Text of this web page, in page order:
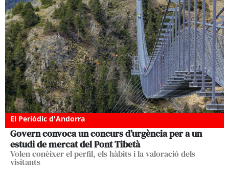
El Periòdic d'Andorra
Govern convoca un concurs d’urgència per a un
estudi de mercat del Pont Tibetà
Volen conèixer el perfil, els hàbits i la valoració dels
visitants